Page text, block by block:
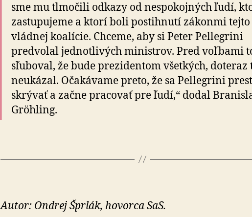
sme mu tlmočili odkazy od nespokojných ľudí,
zastupujeme a ktorí boli postihnutí zákonmi tejto
vládnej koalície. Chceme, aby si Peter Pellegrini
predvolal jednotlivých ministrov. Pred voľbami
sľuboval, že bude prezidentom všetkých, doteraz
neukázal. Očakávame preto, že sa Pellegrini
skrývať a začne pracovať pre ľudí,“ dodal
Gröhling.
Autor: Ondrej Šprlák, hovorca SaS.